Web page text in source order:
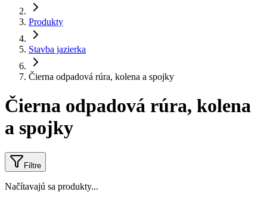
Produkty
Stavba jazierka
Čierna odpadová rúra, kolena a spojky
Čierna odpadová rúra, kolena
a spojky
Filtre
Načítavajú sa produkty...